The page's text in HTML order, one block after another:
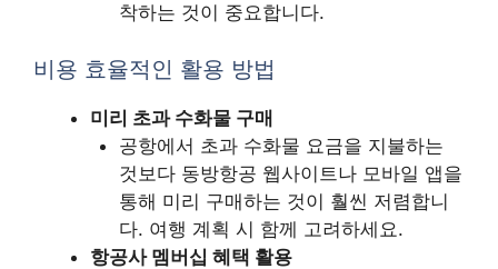
착하는 것이 중요합니다.
비용 효율적인 활용 방법
미리 초과 수화물 구매
공항에서 초과 수화물 요금을 지불하는
것보다 동방항공 웹사이트나 모바일 앱을
통해 미리 구매하는 것이 훨씬 저렴합니
다. 여행 계획 시 함께 고려하세요.
항공사 멤버십 혜택 활용